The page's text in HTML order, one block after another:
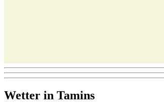
Wetter in Tamins